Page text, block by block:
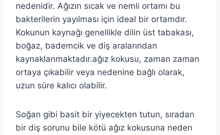
nedenidir. Ağızın sıcak ve nemli ortamı bu
bakterilerin yayılması için ideal bir ortamdır.
Kokunun kaynağı genellikle dilin üst tabakası,
boğaz, bademcik ve diş aralarından
kaynaklanmaktadır.ağız kokusu, zaman zaman
ortaya çıkabilir veya nedenine bağlı olarak,
uzun süre kalıcı olabilir.
Soğan gibi basit bir yiyecekten tutun, sıradan
bir diş sorunu bile kötü ağız kokusuna neden